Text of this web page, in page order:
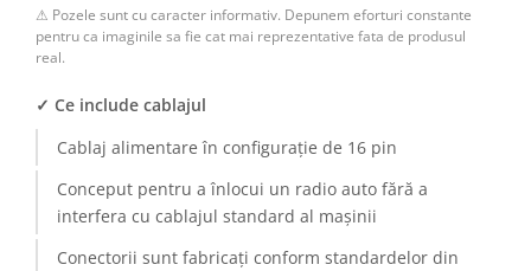
Camere Peugeot
Camere înregistrare trafic
Accesorii multimedia
Conectică Auto
⚠ Pozele sunt cu caracter informativ. Depunem eforturi constante
pentru ca imaginile sa fie cat mai reprezentative fata de produsul
real.
✓ Ce include cablajul
Cablaj alimentare în configurație de 16 pin
Conceput pentru a înlocui un radio auto fără a
interfera cu cablajul standard al mașinii
Conectorii sunt fabricați conform standardelor din